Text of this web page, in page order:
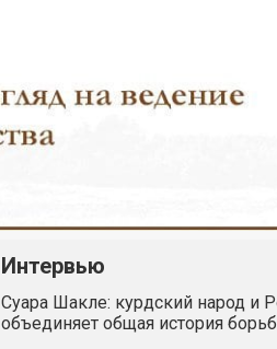
Интервью
Суара Шакле: курдский народ и
объединяет общая история